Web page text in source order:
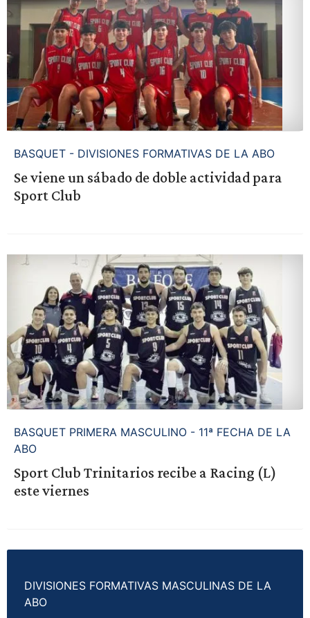
BASQUET - DIVISIONES FORMATIVAS DE LA ABO
Se viene un sábado de doble actividad para
Sport Club
BASQUET PRIMERA MASCULINO - 11ª FECHA DE LA
ABO
Sport Club Trinitarios recibe a Racing (L)
este viernes
DIVISIONES FORMATIVAS MASCULINAS DE LA
ABO